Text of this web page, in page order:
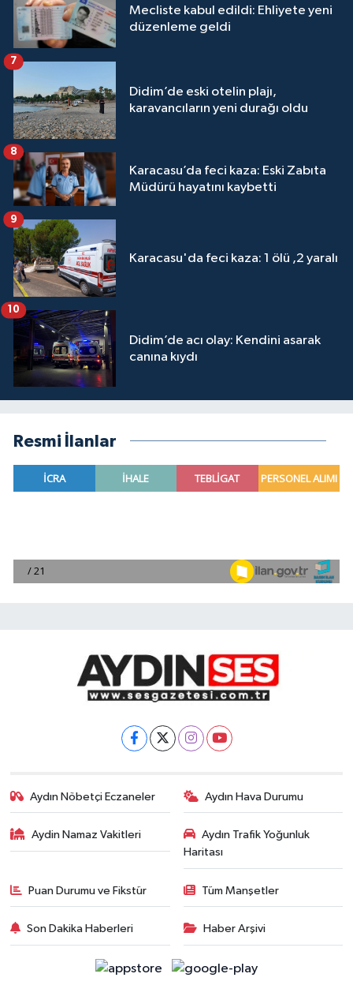
Mecliste kabul edildi: Ehliyete yeni
düzenleme geldi
Didim’de eski otelin plajı,
karavancıların yeni durağı oldu
7
Karacasu’da feci kaza: Eski Zabıta
Müdürü hayatını kaybetti
8
Karacasu'da feci kaza: 1 ölü ,2 yaralı
9
Didim’de acı olay: Kendini asarak
canına kıydı
10
Resmi İlanlar
Aydın Nöbetçi Eczaneler Aydın Hava Durumu
Aydin Namaz Vakitleri
Aydın Trafik Yoğunluk
Haritası
Puan Durumu ve Fikstür Tüm Manşetler
Son Dakika Haberleri Haber Arşivi